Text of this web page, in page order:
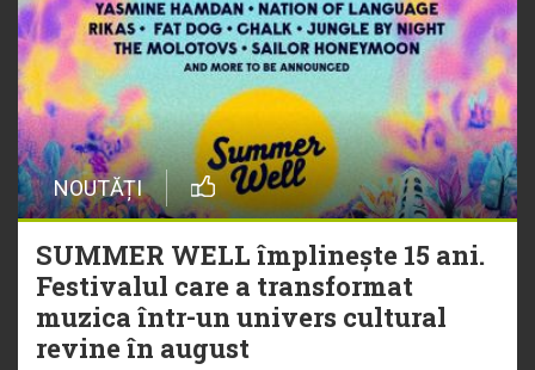
NOUTĂȚI
SUMMER WELL împlinește 15 ani.
Festivalul care a transformat
muzica într-un univers cultural
revine în august